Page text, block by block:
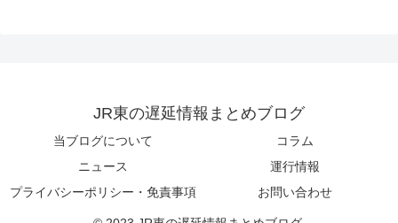
JR東の遅延情報まとめブログ
当ブログについて
コラム
ニュース
運行情報
プライバシーポリシー・免責事項
お問い合わせ